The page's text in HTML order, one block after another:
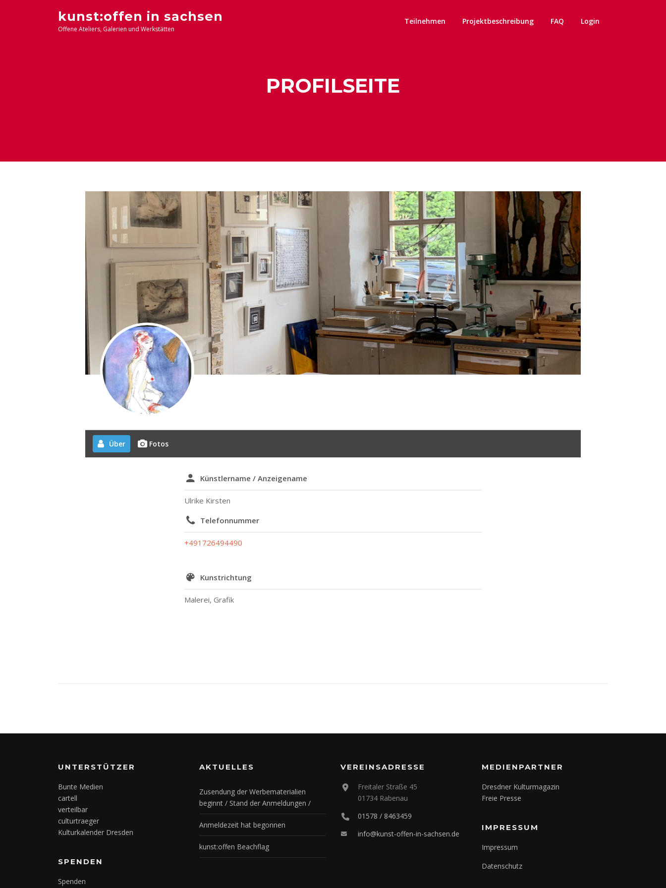
kunst:offen in sachsen
Offene Ateliers, Galerien und Werkstätten
Teilnehmen Projektbeschreibung FAQ Login
PROFILSEITE
Über Fotos
Künstlername / Anzeigename
Ulrike Kirsten
Telefonnummer
+491726494490
Kunstrichtung
Malerei, Grafik
UNTERSTÜTZER
Bunte Medien
cartell
verteilbar
culturtraeger
Kulturkalender Dresden
SPENDEN
Spenden
AKTUELLES
Zusendung der Werbematerialien
beginnt / Stand der Anmeldungen /
Anmeldezeit hat begonnen
kunst:offen Beachflag
VEREINSADRESSE
Freitaler Straße 45
01734 Rabenau
01578 / 8463459
info@kunst-offen-in-sachsen.de
MEDIENPARTNER
Dresdner Kulturmagazin
Freie Presse
IMPRESSUM
Impressum
Datenschutz